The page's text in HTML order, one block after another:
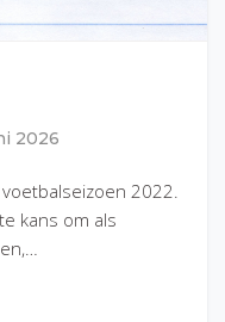
2026
2022.
kans om als